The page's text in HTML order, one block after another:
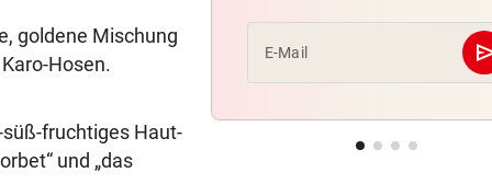
goldene Mischung
Hosen.
süß-fruchtiges Haut-
und „das
„KRONE“ VOR ORT vor
Polizeianhaltezentrum:
E-Mail